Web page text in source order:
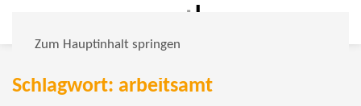
Zum Hauptinhalt springen
Schlagwort: arbeitsamt